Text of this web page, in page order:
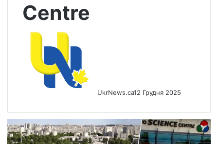
Centre
UkrNews.ca12 Грудня 2025